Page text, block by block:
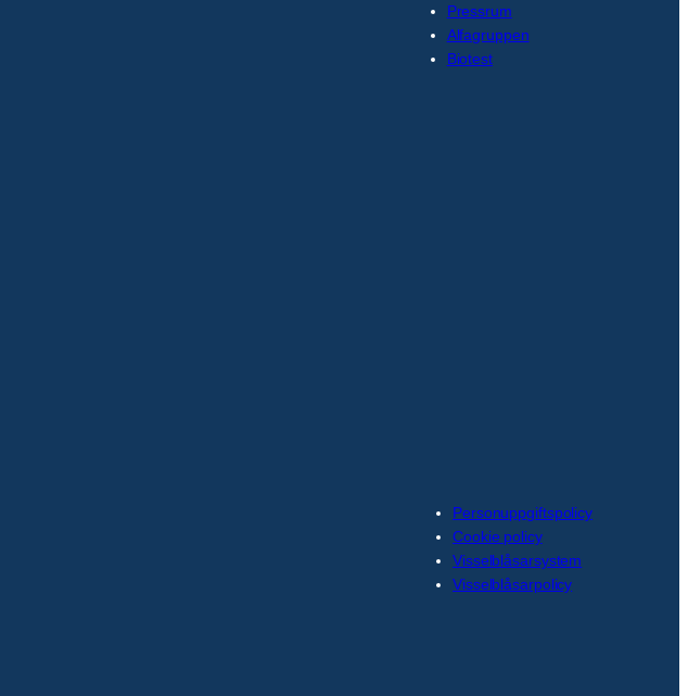
Pressrum
Alfagruppen
Biotest
Personuppgiftspolicy
Cookie policy
Visselblåsarsystem
Visselblåsarpolicy